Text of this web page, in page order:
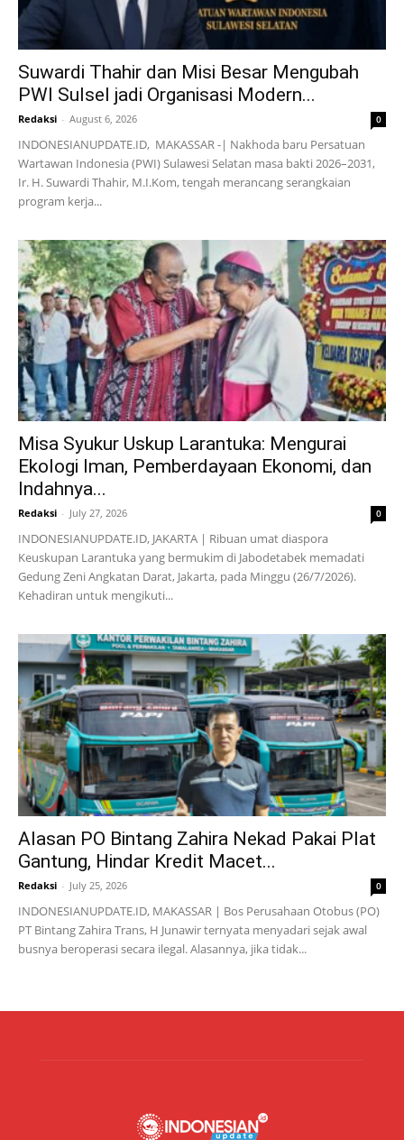
Suwardi Thahir dan Misi Besar Mengubah
PWI Sulsel jadi Organisasi Modern...
Redaksi - August 6, 2026 0
INDONESIANUPDATE.ID, MAKASSAR -| Nakhoda baru Persatuan
Wartawan Indonesia (PWI) Sulawesi Selatan masa bakti 2026–2031,
Ir. H. Suwardi Thahir, M.I.Kom, tengah merancang serangkaian
program kerja...
Misa Syukur Uskup Larantuka: Mengurai
Ekologi Iman, Pemberdayaan Ekonomi, dan
Indahnya...
Redaksi - July 27, 2026 0
INDONESIANUPDATE.ID, JAKARTA | Ribuan umat diaspora
Keuskupan Larantuka yang bermukim di Jabodetabek memadati
Gedung Zeni Angkatan Darat, Jakarta, pada Minggu (26/7/2026).
Kehadiran untuk mengikuti...
Alasan PO Bintang Zahira Nekad Pakai Plat
Gantung, Hindar Kredit Macet...
Redaksi - July 25, 2026 0
INDONESIANUPDATE.ID, MAKASSAR | Bos Perusahaan Otobus (PO)
PT Bintang Zahira Trans, H Junawir ternyata menyadari sejak awal
busnya beroperasi secara ilegal. Alasannya, jika tidak...